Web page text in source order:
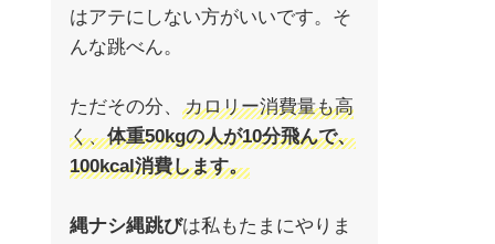
はアテにしない方がいいです。そ
んな跳べん。
ただその分、カロリー消費量も高
く、体重50kgの人が10分飛んで、
100kcal消費します。
縄ナシ縄跳びは私もたまにやりま